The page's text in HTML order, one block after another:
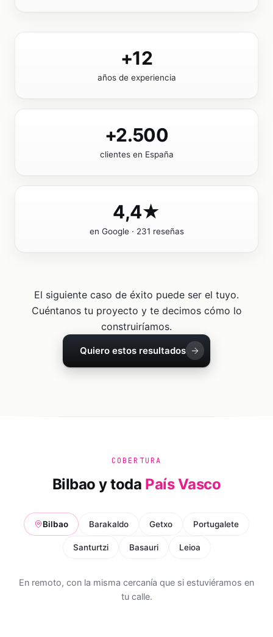
+12
años de experiencia
+2.500
clientes en España
4,4★
en Google · 231 reseñas
El siguiente caso de éxito puede ser el tuyo.
Cuéntanos tu proyecto y te decimos cómo lo
construiríamos.
Quiero estos resultados
COBERTURA
Bilbao y toda País Vasco
Bilbao Barakaldo Getxo Portugalete
Santurtzi Basauri Leioa
En remoto, con la misma cercanía que si estuviéramos en
tu calle.